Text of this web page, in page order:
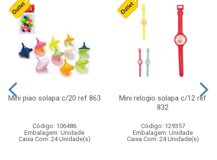
Mini piao solapa c/20 ref 863
Código: 106486
Embalagem: Unidade
Caixa Com: 24 Unidade(s)
Mini relogio solapa c/12 ref
832
Código: 129357
Embalagem: Unidade
Caixa Com: 24 Unidade(s)